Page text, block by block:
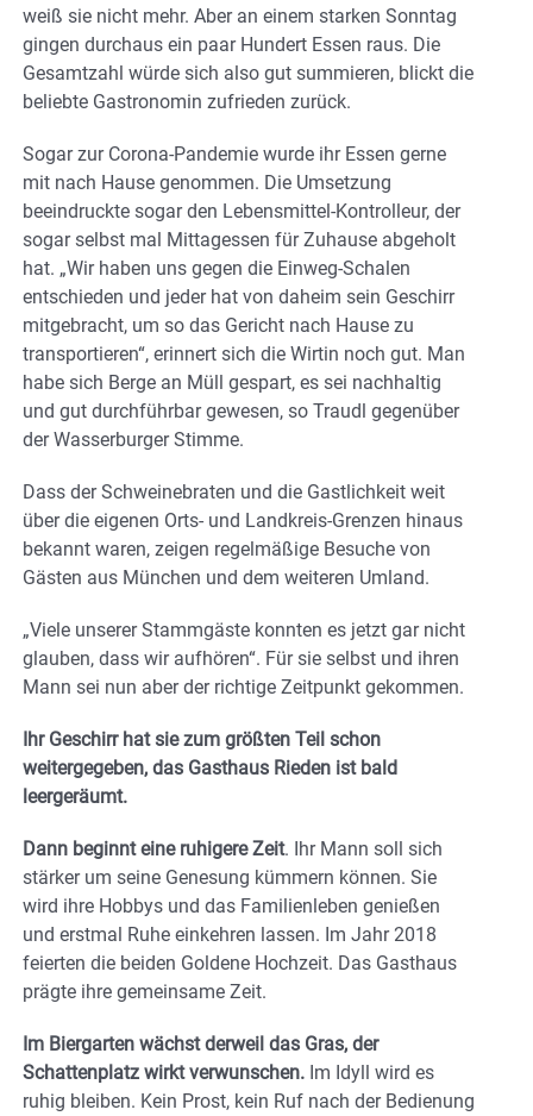
weiß sie nicht mehr. Aber an einem starken Sonntag
gingen durchaus ein paar Hundert Essen raus. Die
Gesamtzahl würde sich also gut summieren, blickt die
beliebte Gastronomin zufrieden zurück.
Sogar zur Corona-Pandemie wurde ihr Essen gerne
mit nach Hause genommen. Die Umsetzung
beeindruckte sogar den Lebensmittel-Kontrolleur, der
sogar selbst mal Mittagessen für Zuhause abgeholt
hat. „Wir haben uns gegen die Einweg-Schalen
entschieden und jeder hat von daheim sein Geschirr
mitgebracht, um so das Gericht nach Hause zu
transportieren“, erinnert sich die Wirtin noch gut. Man
habe sich Berge an Müll gespart, es sei nachhaltig
und gut durchführbar gewesen, so Traudl gegenüber
der Wasserburger Stimme.
Dass der Schweinebraten und die Gastlichkeit weit
über die eigenen Orts- und Landkreis-Grenzen hinaus
bekannt waren, zeigen regelmäßige Besuche von
Gästen aus München und dem weiteren Umland.
„Viele unserer Stammgäste konnten es jetzt gar nicht
glauben, dass wir aufhören“. Für sie selbst und ihren
Mann sei nun aber der richtige Zeitpunkt gekommen.
Ihr Geschirr hat sie zum größten Teil schon
weitergegeben, das Gasthaus Rieden ist bald
leergeräumt.
Dann beginnt eine ruhigere Zeit. Ihr Mann soll sich
stärker um seine Genesung kümmern können. Sie
wird ihre Hobbys und das Familienleben genießen
und erstmal Ruhe einkehren lassen. Im Jahr 2018
feierten die beiden Goldene Hochzeit. Das Gasthaus
prägte ihre gemeinsame Zeit.
Im Biergarten wächst derweil das Gras, der
Schattenplatz wirkt verwunschen. Im Idyll wird es
ruhig bleiben. Kein Prost, kein Ruf nach der Bedienung